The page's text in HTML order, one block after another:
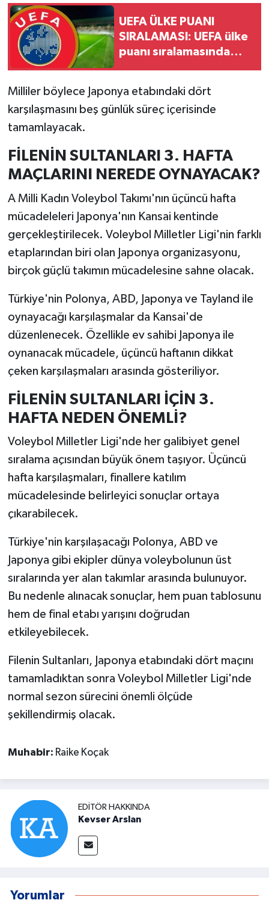
UEFA ÜLKE PUANI
SIRALAMASI: UEFA ülke
puanı sıralamasında
Milliler böylece Japonya etabındaki dört
karşılaşmasını beş günlük süreç içerisinde
tamamlayacak.
FİLENİN SULTANLARI 3. HAFTA
MAÇLARINI NEREDE OYNAYACAK?
A Milli Kadın Voleybol Takımı'nın üçüncü hafta
mücadeleleri Japonya'nın Kansai kentinde
gerçekleştirilecek. Voleybol Milletler Ligi'nin farklı
etaplarından biri olan Japonya organizasyonu,
birçok güçlü takımın mücadelesine sahne olacak.
Türkiye'nin Polonya, ABD, Japonya ve Tayland ile
oynayacağı karşılaşmalar da Kansai'de
düzenlenecek. Özellikle ev sahibi Japonya ile
oynanacak mücadele, üçüncü haftanın dikkat
çeken karşılaşmaları arasında gösteriliyor.
FİLENİN SULTANLARI İÇİN 3.
HAFTA NEDEN ÖNEMLİ?
Voleybol Milletler Ligi'nde her galibiyet genel
sıralama açısından büyük önem taşıyor. Üçüncü
hafta karşılaşmaları, finallere katılım
mücadelesinde belirleyici sonuçlar ortaya
çıkarabilecek.
Türkiye'nin karşılaşacağı Polonya, ABD ve
Japonya gibi ekipler dünya voleybolunun üst
sıralarında yer alan takımlar arasında bulunuyor.
Bu nedenle alınacak sonuçlar, hem puan tablosunu
hem de final etabı yarışını doğrudan
etkileyebilecek.
Filenin Sultanları, Japonya etabındaki dört maçını
tamamladıktan sonra Voleybol Milletler Ligi'nde
normal sezon sürecini önemli ölçüde
şekillendirmiş olacak.
Muhabir: Raike Koçak
EDITÖR HAKKINDA
Kevser Arslan
Yorumlar